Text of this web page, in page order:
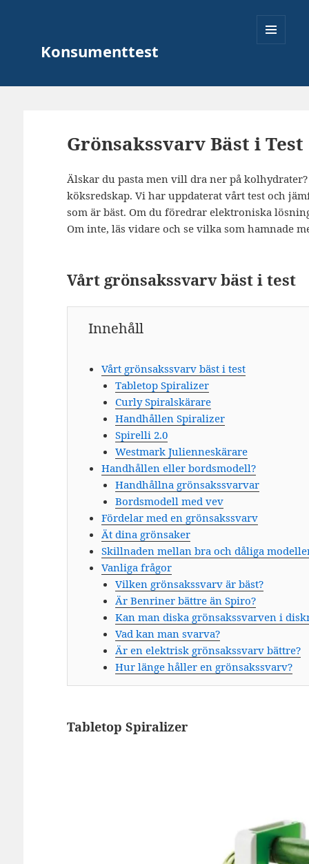
Konsumenttest
Grönsakssvarv Bäst i Test
Älskar du pasta men vill dra ner på
köksredskap. Vi har uppdaterat vårt test och
som är bäst. Om du föredrar elektroniska
Om inte, läs vidare och se vilka som hamnade
Vårt grönsakssvarv bäst i test
Innehåll
Vårt grönsakssvarv bäst i test
Tabletop Spiralizer
Curly Spiralskärare
Handhållen Spiralizer
Spirelli 2.0
Westmark Julienneskärare
Handhållen eller bordsmodell?
Handhållna grönsakssvarvar
Bordsmodell med vev
Fördelar med en grönsakssvarv
Ät dina grönsaker
Skillnaden mellan bra och dåliga
Vanliga frågor
Vilken grönsakssvarv är bäst?
Är Benriner bättre än Spiro?
Kan man diska grönsakssvarven i
Vad kan man svarva?
Är en elektrisk grönsakssvarv bättre?
Hur länge håller en grönsakssvarv?
Tabletop Spiralizer